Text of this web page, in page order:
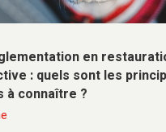
en
: quels sont les
à connaître ?